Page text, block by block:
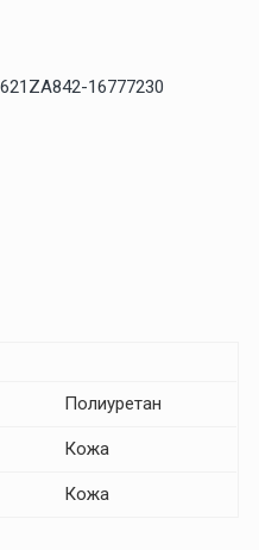
621ZA842-16777230
Полиуретан
Кожа
Кожа